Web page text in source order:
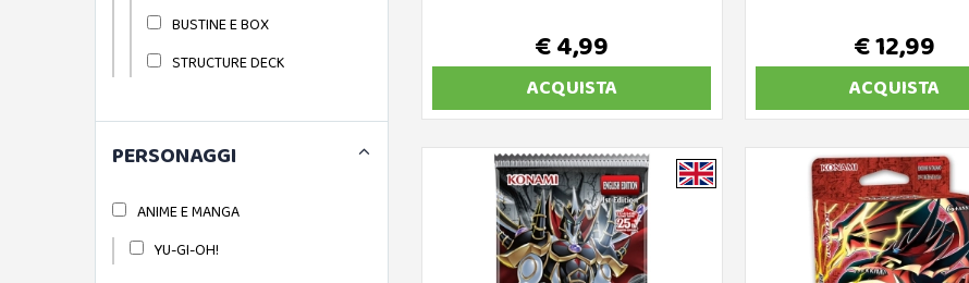
€ 4,99
ACQUISTA
€ 12,99
ACQUISTA
BUSTINE E BOX
STRUCTURE DECK
PERSONAGGI
ANIME E MANGA
YU-GI-OH!